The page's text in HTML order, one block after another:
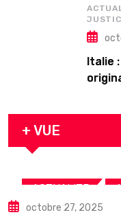
Italie
+ VUE
ACTUALITE
TOURISME
octobre 27, 2025